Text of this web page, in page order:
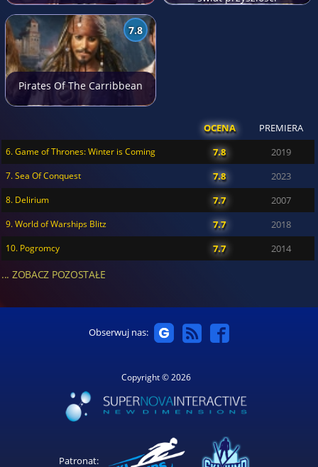
7.8
Pirates Of The Carribbean
OCENA PREMIERA
6. Game of Thrones: Winter is Coming 7.8 2019
7. Sea Of Conquest 7.8 2023
8. Delirium 7.7 2007
9. World of Warships Blitz 7.7 2018
10. Pogromcy 7.7 2014
... ZOBACZ POZOSTAŁE
Obserwuj nas:
Copyright © 2026
Patronat: